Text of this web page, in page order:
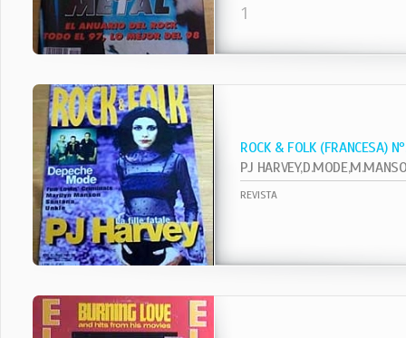
1
ROCK & FOLK (FRANCESA)
REVISTA